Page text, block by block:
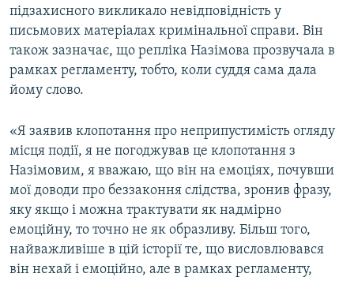
підзахисного викликало невідповідність у
письмових матеріалах кримінальної справи. Він
також зазначає, що репліка Назімова прозвучала в
рамках регламенту, тобто, коли суддя сама дала
йому слово.
«Я заявив клопотання про неприпустимість огляду
місця події, я не погоджував це клопотання з
Назімовим, я вважаю, що він на емоціях, почувши
мої доводи про беззаконня слідства, зронив фразу,
яку якщо і можна трактувати як надмірно
емоційну, то точно не як образливу. Більш того,
найважливіше в цій історії те, що висловлювався
він нехай і емоційно, але в рамках регламенту,